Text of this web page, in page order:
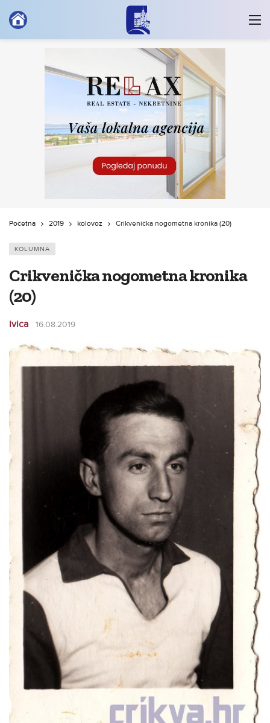
Početna 2019 kolovoz Crikvenička nogometna kronika (20)
KOLUMNA
Crikvenička nogometna kronika
(20)
ivica 16.08.2019